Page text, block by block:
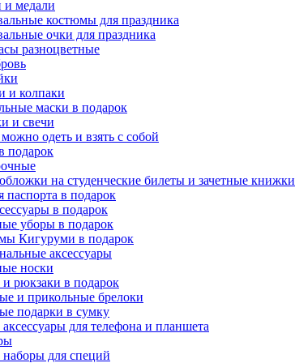
и медали
костюмы для праздника
очки для праздника
разноцветные
и колпаки
маски в подарок
и свечи
одеть и взять с собой
подарок
на студенческие билеты и зачетные книжки
в подарок
в подарок
уборы в подарок
Кигуруми в подарок
аксессуары
носки
рюкзаки в подарок
и прикольные брелоки
подарки в сумку
для телефона и планшета
для специй